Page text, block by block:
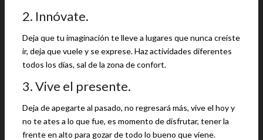
2. Innóvate.
Deja que tu imaginación te lleve a lugares que nunca creíste
ir, deja que vuele y se exprese. Haz actividades diferentes
todos los días, sal de la zona de confort.
3. Vive el presente.
Deja de apegarte al pasado, no regresará más, vive el hoy y
no te ates a lo que fue, es momento de disfrutar, tener la
frente en alto para gozar de todo lo bueno que viene.